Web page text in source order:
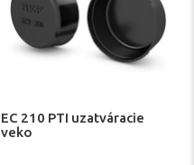
EC 210 PTI uzatváracie
veko